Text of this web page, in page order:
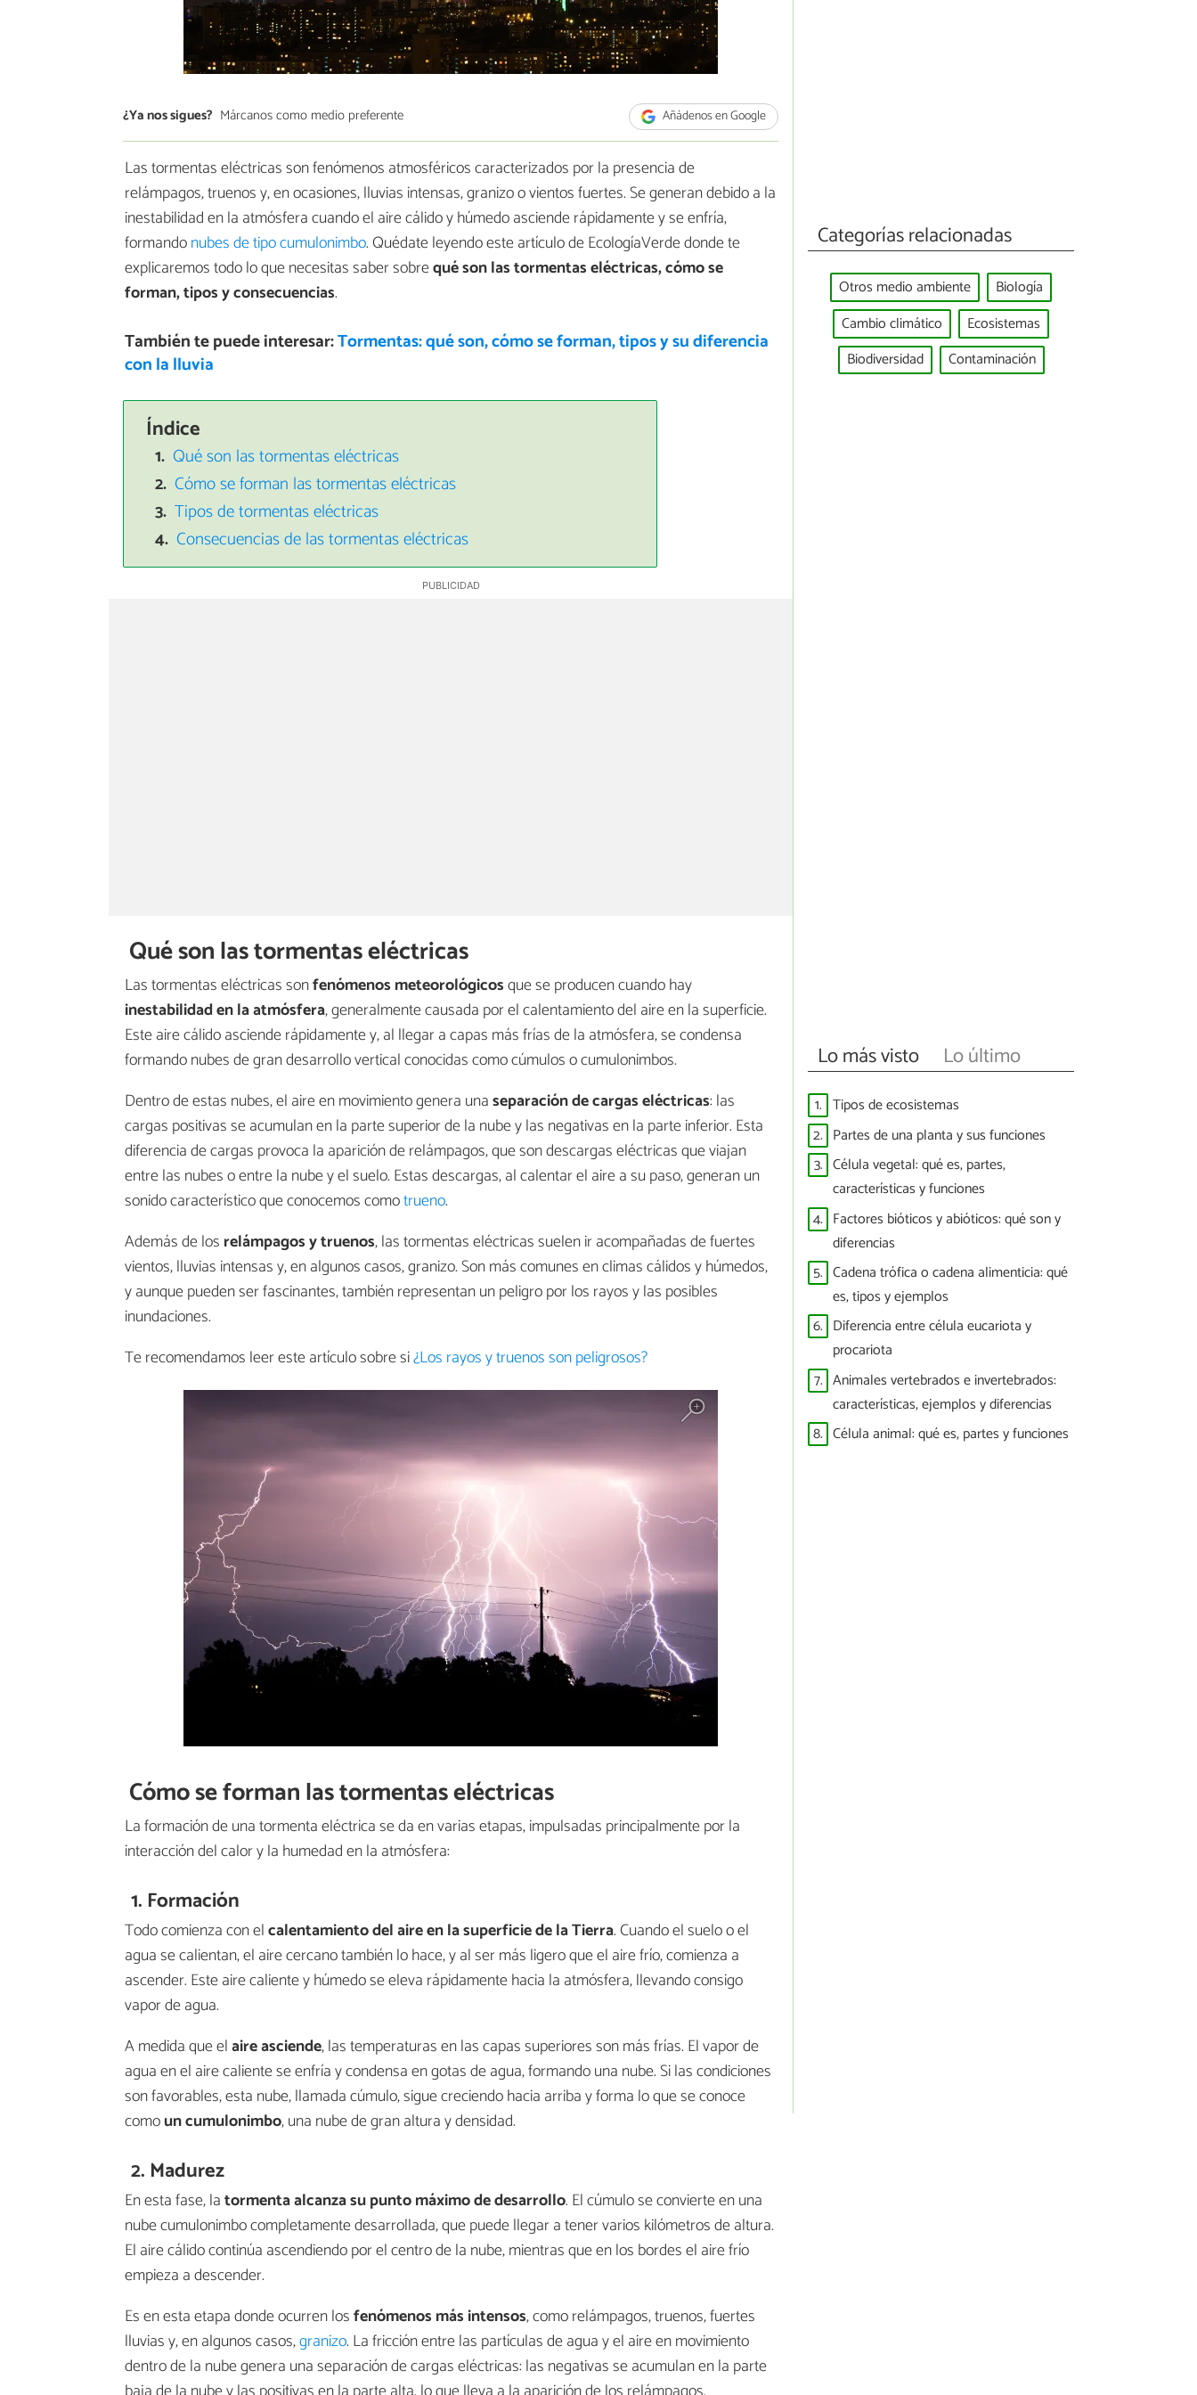
¿Ya nos sigues? Márcanos como medio preferente Añádenos en Google
Las tormentas eléctricas son fenómenos atmosféricos caracterizados por la presencia de
relámpagos, truenos y, en ocasiones, lluvias intensas, granizo o vientos fuertes. Se generan debido a la
inestabilidad en la atmósfera cuando el aire cálido y húmedo asciende rápidamente y se enfría,
formandonubes de tipo cumulonimbo. Quédate leyendo este artículo de EcologíaVerde donde te
explicaremos todo lo que necesitas saber sobrequé son las tormentas eléctricas, cómo se
forman, tipos y consecuencias.
También te puede interesar:Tormentas: qué son, cómo se forman, tipos y su diferencia
con la lluvia
Índice
Qué son las tormentas eléctricas
Cómo se forman las tormentas eléctricas
Tipos de tormentas eléctricas
Consecuencias de las tormentas eléctricas
Qué son las tormentas eléctricas
Las tormentas eléctricas sonfenómenos meteorológicosque se producen cuando hay
inestabilidad en la atmósfera, generalmente causada por el calentamiento del aire en la superficie.
Este aire cálido asciende rápidamente y, al llegar a capas más frías de la atmósfera, se condensa
formando nubes de gran desarrollo vertical conocidas como cúmulos o cumulonimbos.
Dentro de estas nubes, el aire en movimiento genera unaseparación de cargas eléctricas: las
cargas positivas se acumulan en la parte superior de la nube y las negativas en la parte inferior. Esta
diferencia de cargas provoca la aparición de relámpagos, que son descargas eléctricas que viajan
entre las nubes o entre la nube y el suelo. Estas descargas, al calentar el aire a su paso, generan un
sonido característico que conocemos comotrueno.
Además de los relámpagos y truenos, las tormentas eléctricas suelen ir acompañadas de fuertes
vientos, lluvias intensas y, en algunos casos, granizo. Son más comunes en climas cálidos y húmedos,
y aunque pueden ser fascinantes, también representan un peligro por los rayos y las posibles
inundaciones.
Te recomendamos leer este artículo sobre si¿Los rayos y truenos son peligrosos?
Cómo se forman las tormentas eléctricas
La formación de una tormenta eléctrica se da en varias etapas, impulsadas principalmente por la
interacción del calor y la humedad en la atmósfera:
1. Formación
Todo comienza con elcalentamiento del aire en la superficie de la Tierra. Cuando el suelo o el
agua se calientan, el aire cercano también lo hace, y al ser más ligero que el aire frío, comienza a
ascender. Este aire caliente y húmedo se eleva rápidamente hacia la atmósfera, llevando consigo
vapor de agua.
A medida que elaire asciende, las temperaturas en las capas superiores son más frías. El vapor de
agua en el aire caliente se enfría y condensa en gotas de agua, formando una nube. Si las condiciones
son favorables, esta nube, llamada cúmulo, sigue creciendo hacia arriba y forma lo que se conoce
comoun cumulonimbo, una nube de gran altura y densidad.
2. Madurez
En esta fase, latormenta alcanza su punto máximo de desarrollo. El cúmulo se convierte en una
nube cumulonimbo completamente desarrollada, que puede llegar a tener varios kilómetros de altura.
El aire cálido continúa ascendiendo por el centro de la nube, mientras que en los bordes el aire frío
empieza a descender.
Es en esta etapa donde ocurren losfenómenos más intensos, como relámpagos, truenos, fuertes
lluvias y, en algunos casos,granizo. La fricción entre las partículas de agua y el aire en movimiento
dentro de la nube genera una separación de cargas eléctricas: las negativas se acumulan en la parte
Categorías relacionadas
Otros medio ambiente
Biología
Cambio climático
Ecosistemas
Biodiversidad
Contaminación
Lo más visto Lo último
1. Tipos de ecosistemas
2. Partes de una planta y sus funciones
3. Célula vegetal: qué es, partes,
características y funciones
4. Factores bióticos y abióticos: qué son y
diferencias
5. Cadena trófica o cadena alimenticia: qué
es, tipos y ejemplos
6. Diferencia entre célula eucariota y
procariota
7. Animales vertebrados e invertebrados:
características, ejemplos y diferencias
8. Célula animal: qué es, partes y funciones